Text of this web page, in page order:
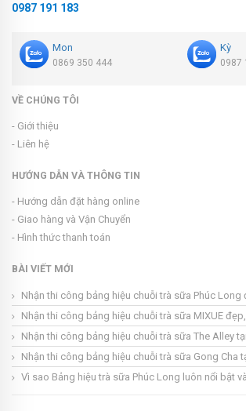
0987 191 183
Mon
0869 350 444
Kỳ
0987
VỀ CHÚNG TÔI
- Giới thiệu
- Liên hệ
HƯỚNG DẪN VÀ THÔNG TIN
- Hướng dẫn đặt hàng online
- Giao hàng và Vận Chuyển
- Hình thức thanh toán
BÀI VIẾT MỚI
Nhận thi công bảng hiệu chuỗi trà sữa Phúc Long
Nhận thi công bảng hiệu chuỗi trà sữa MIXUE
Nhận thi công bảng hiệu chuỗi trà sữa The Alley
Nhận thi công bảng hiệu chuỗi trà sữa Gong Cha
Vì sao Bảng hiệu trà sữa Phúc Long luôn nổi bật